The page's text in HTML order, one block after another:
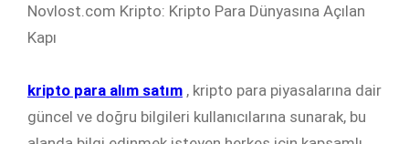
m
Novlost.com Kripto: Kripto Para Dünyasına Açılan
Kapı
kripto para alım satım , kripto para piyasalarına dair
güncel ve doğru bilgileri kullanıcılarına sunarak, bu